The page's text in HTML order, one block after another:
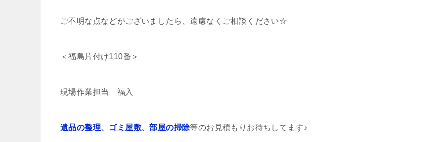
ご不明な点などがございましたら、遠慮なくご相談ください☆
＜福島片付け110番＞
現場作業担当 福入
遺品の整理、 ゴミ屋敷、部屋の掃除等のお見積もりお待ちしてます♪